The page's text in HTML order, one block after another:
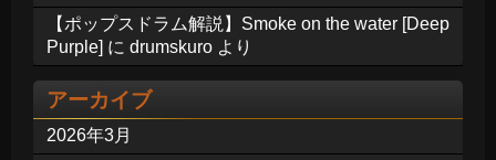
【ポップスドラム解説】Smoke on the water [Deep
Purple] に drumskuro より
アーカイブ
2026年3月